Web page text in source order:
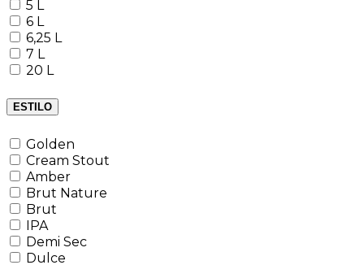
5 L
6 L
6,25 L
7 L
20 L
ESTILO
Golden
Cream Stout
Amber
Brut Nature
Brut
IPA
Demi Sec
Dulce